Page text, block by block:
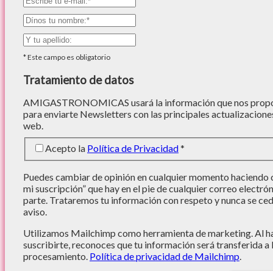
*Este campo es obligatorio
Tratamiento de datos
AMIGASTRONOMICAS usará la información que nos
para enviarte Newsletters con las principales
web.
Acepto la Política de Privacidad*
Puedes cambiar de opinión en cualquier momento haciendo
mi suscripción” que hay en el pie de cualquier correo
parte. Trataremos tu información con respeto y nunca se
aviso.
Utilizamos Mailchimp como herramienta de marketing. Al
suscribirte, reconoces que tu información será transferida
procesamiento. Política de privacidad de Mailchimp